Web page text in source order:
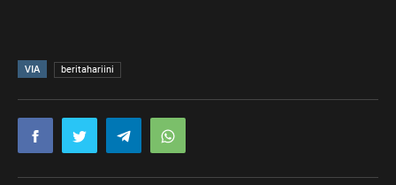
VIA beritahariini